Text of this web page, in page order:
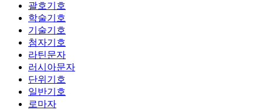
괄호기호
학술기호
기술기호
첨자기호
라틴문자
러시아문자
단위기호
일반기호
로마자